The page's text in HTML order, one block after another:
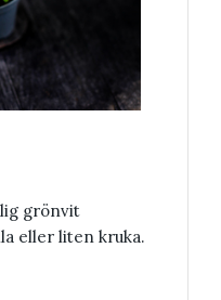
grönvit
eller liten kruka.